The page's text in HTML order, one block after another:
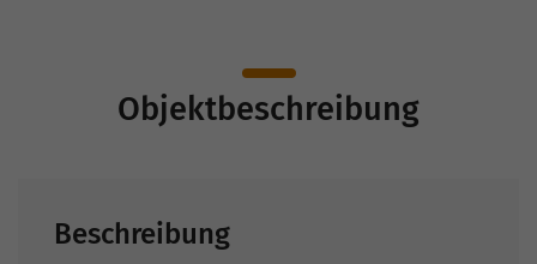
Objektbeschreibung
Beschreibung